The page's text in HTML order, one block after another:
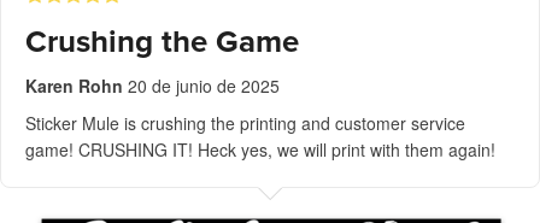
Crushing the Game
Karen Rohn 20 de junio de 2025
Sticker Mule is crushing the printing and customer service
game! CRUSHING IT! Heck yes, we will print with them again!